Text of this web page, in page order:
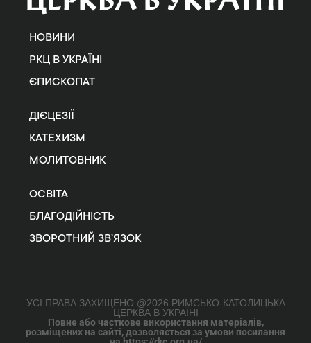
НОВИНИ
РКЦ В УКРАЇНІ
ЄПИСКОПАТ
ДІЄЦЕЗІЇ
КАТЕХИЗМ
МОЛИТОВНИК
ОСВІТА
БЛАГОДІЙНІСТЬ
ЗВОРОТНИЙ ЗВ’ЯЗОК
УСІ ПРАВА ЗАХИЩЕНО @2026 РИМСЬКО-КАТОЛИЦЬКА
ЦЕРКВА В УКРАЇНІ
Повне або часткове використання матеріалів,
розміщених на сайті, дозволяється за умови посилання